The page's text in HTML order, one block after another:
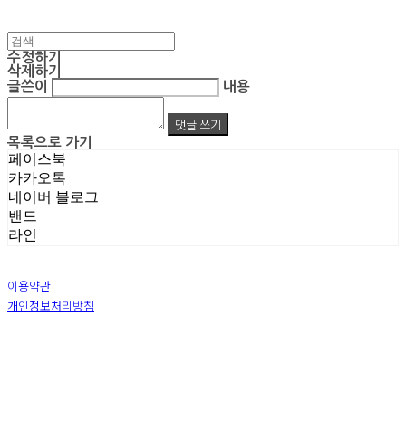
수정하기
삭제하기
글쓴이
내용
댓글 쓰기
목록으로 가기
페이스북
카카오톡
네이버 블로그
밴드
라인
이용약관
개인정보처리방침